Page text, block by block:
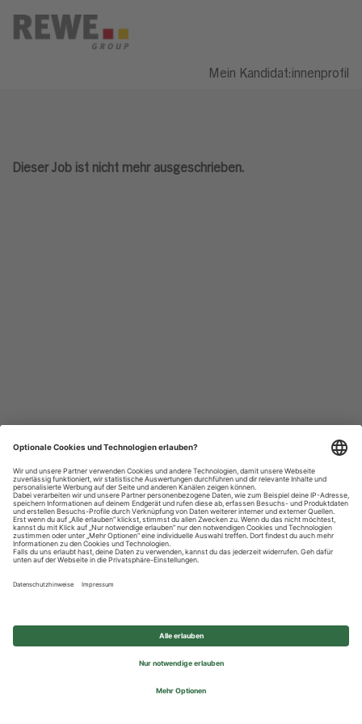
Mein Kandidat:innenprofil
Dieser Job ist nicht mehr ausgeschrieben.
Datenschutzhinweise
Impressum
Privatsphäre-Einstellungen
© 2026 REWE Group - All rights reserved